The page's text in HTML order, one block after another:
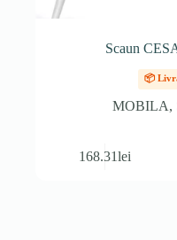
Scaun
📦
MOBILA,
168.31lei